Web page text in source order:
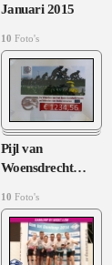
Januari 2015
10 Foto's
Pijl van
Woensdrecht…
10 Foto's